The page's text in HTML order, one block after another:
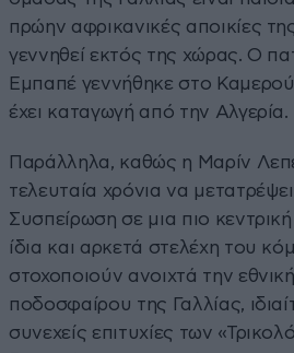
πρώην αφρικανικές αποικίες
γεννηθεί εκτός της χώρας. Ο
Εμπαπέ γεννήθηκε στο
έχει καταγωγή από την Αλγερία.
Παράλληλα, καθώς η Μαρίν
τελευταία χρόνια να
Συσπείρωση σε μια πιο
ίδια και αρκετά στελέχη του
στοχοποιούν ανοιχτά την
ποδοσφαίρου της Γαλλίας,
συνεχείς επιτυχίες των